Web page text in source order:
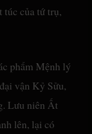
túc của tứ trụ,
phẩm Mệnh lý
vận Kỷ Sửu,
Lưu niên Ất
lên, lại có